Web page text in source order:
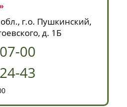
г.о. Пушкинский,
д. 1Б
00
43